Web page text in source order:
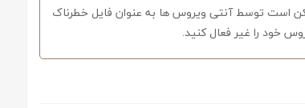
است توسط آنتی ویروس ها به عنوان فایل خطرناک
خود را غیر فعال کنید.